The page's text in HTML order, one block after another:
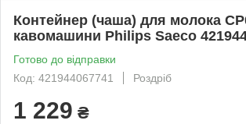
Контейнер (чаша) для молока
кавомашини Philips Saeco
Готово до відправки
Код: 421944067741
Роздріб
1 229 ₴